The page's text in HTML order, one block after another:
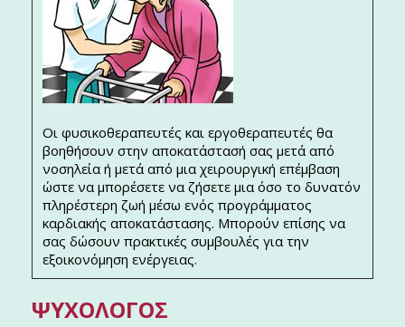
Οι φυσικοθεραπευτές και εργοθεραπευτές θα
βοηθήσουν στην αποκατάστασή σας μετά από
νοσηλεία ή μετά από μια χειρουργική επέμβαση
ώστε να μπορέσετε να ζήσετε μια όσο το δυνατόν
πληρέστερη ζωή μέσω ενός προγράμματος
καρδιακής αποκατάστασης. Μπορούν επίσης να
σας δώσουν πρακτικές συμβουλές για την
εξοικονόμηση ενέργειας.
ΨΥΧΟΛΌΓΟΣ